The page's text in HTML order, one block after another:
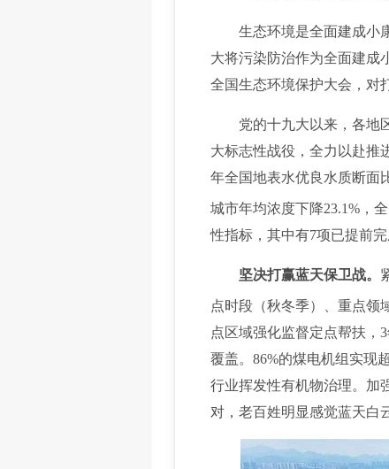
生态环境是全面建成小康
大将污染防治作为全面建成
全国生态环境保护大会，对
党的十九大以来，各地区
大标志性战役，全力以赴推
年全国地表水优良水质断面
城市年均浓度下降23.1%，
性指标，其中有7项已提前
坚决打赢蓝天保卫战。
点时段（秋冬季）、重点领
点区域强化监督定点帮扶，
覆盖。86%的煤电机组实现
行业挥发性有机物治理。加
对，老百姓明显感觉蓝天白